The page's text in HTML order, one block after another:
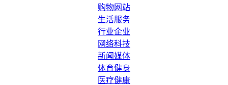
购物网站
生活服务
行业企业
网络科技
新闻媒体
体育健身
医疗健康